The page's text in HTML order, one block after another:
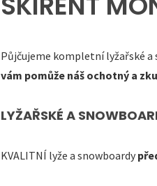
Půjčujeme kompletní lyžařské a
vám pomůže náš ochotný a
LYŽAŘSKÉ A
KVALITNÍ lyže a snowboardy